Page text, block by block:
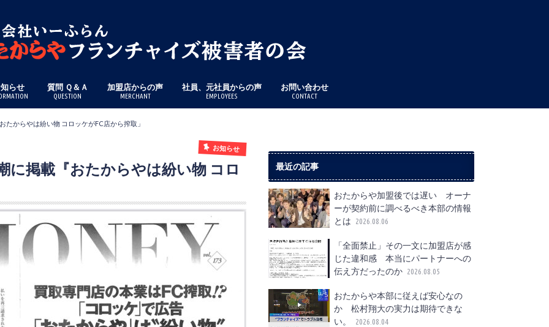
らせ 質問 Ｑ＆Ａ
QUESTION
加盟店からの声
MERCHANT
社員、元社員からの声
EMPLOYEES
お問い合わせ
CONTACT
たからやは紛い物 コロッケがFC店から搾取」
お知らせ
に掲載『おたからやは紛い物 コロ 最近の記事
おたからや加盟後では遅い オーナ
ーが契約前に調べるべき本部の情報
とは
2026.08.06
「全面禁止」その一文に加盟店が感
じた違和感 本当にパートナーへの
伝え方だったのか 2026.08.05
おたからや本部に従えば安心なの
か 松村翔大の実力は期待できな
い。
2026.08.04